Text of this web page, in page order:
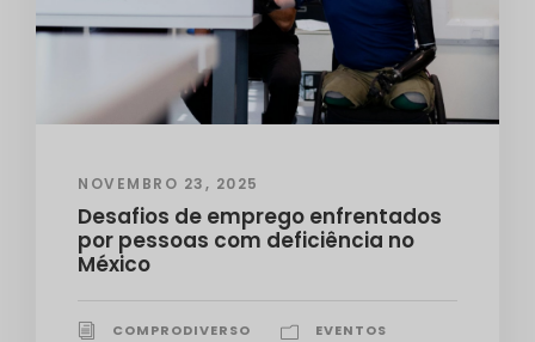
NOVEMBRO 23, 2025
Desafios de emprego enfrentados
por pessoas com deficiência no
México
COMPRODIVERSO
EVENTOS